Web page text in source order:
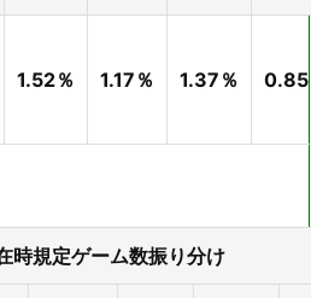
1.52％ 1.17％ 1.37％ 0.85
時規定ゲーム数振り分け